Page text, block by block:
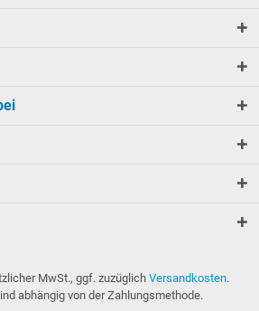
MwSt., ggf. zuzüglich Versandkosten.
abhängig von der Zahlungsmethode.